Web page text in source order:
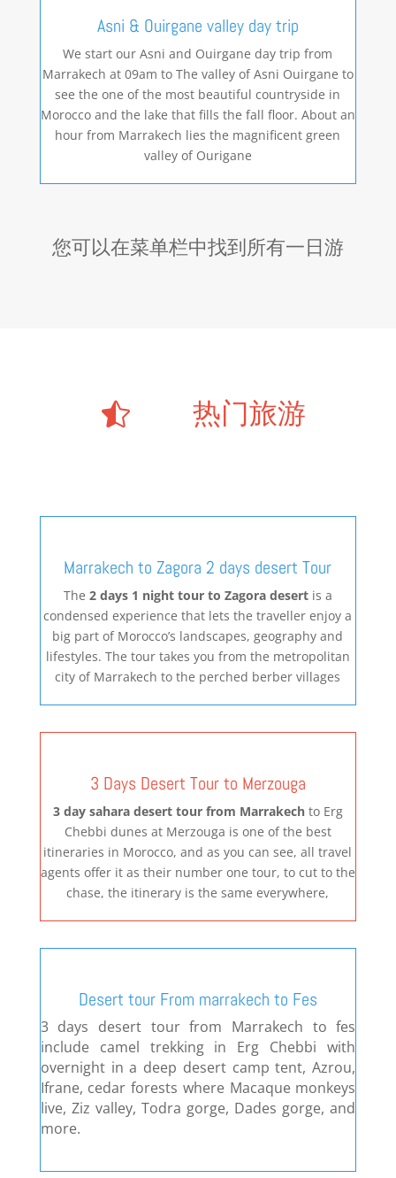
Asni & Ouirgane valley day trip
We start our Asni and Ouirgane day trip from
Marrakech at 09am to The valley of Asni Ouirgane to
see the one of the most beautiful countryside in
Morocco and the lake that fills the fall floor. About an
hour from Marrakech lies the magnificent green
valley of Ourigane
您可以在菜单栏中找到所有一日游
 热门旅游
Marrakech to Zagora 2 days desert Tour
The 2 days 1 night tour to Zagora desertis a
condensed experience that lets the traveller enjoy a
big part of Morocco’s landscapes, geography and
lifestyles. The tour takes you from the metropolitan
city of Marrakech to the perched berber villages
3 Days Desert Tour to Merzouga
3 day sahara desert tour from Marrakechto Erg
Chebbi dunes at Merzouga is one of the best
itineraries in Morocco, and as you can see, all travel
agents offer it as their number one tour, to cut to the
chase, the itinerary is the same everywhere,
Desert tour From marrakech to Fes
3 days desert tour from Marrakech to fes
include camel trekking in Erg Chebbi with
overnight in a deep desert camp tent, Azrou,
Ifrane, cedar forests where Macaque monkeys
live, Ziz valley, Todra gorge, Dades gorge, and
more.